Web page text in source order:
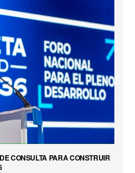
CONSULTA PARA CONSTRUIR